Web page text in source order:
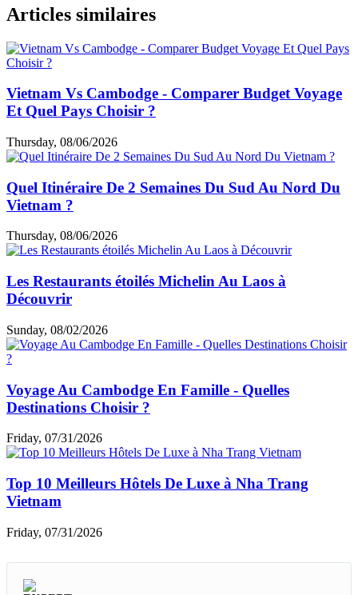
Articles similaires
Vietnam Vs Cambodge - Comparer Budget Voyage
Et Quel Pays Choisir ?
Thursday, 08/06/2026
Quel Itinéraire De 2 Semaines Du Sud Au Nord Du
Vietnam ?
Thursday, 08/06/2026
Les Restaurants étoilés Michelin Au Laos à
Découvrir
Sunday, 08/02/2026
Voyage Au Cambodge En Famille - Quelles
Destinations Choisir ?
Friday, 07/31/2026
Top 10 Meilleurs Hôtels De Luxe à Nha Trang
Vietnam
Friday, 07/31/2026